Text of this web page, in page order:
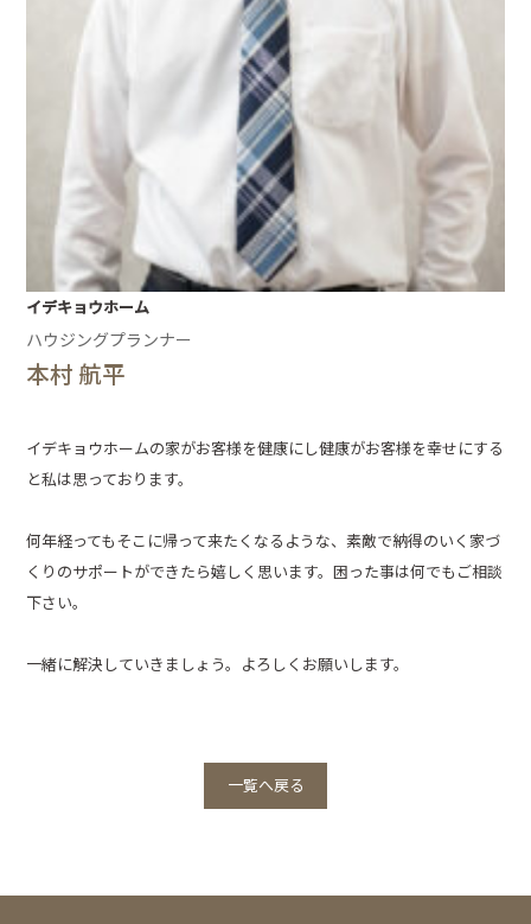
イデキョウホーム
ハウジングプランナー
本村 航平
イデキョウホームの家がお客様を健康にし健康がお客様を幸せにする
と私は思っております。
何年経ってもそこに帰って来たくなるような、素敵で納得のいく家づ
くりのサポートができたら嬉しく思います。困った事は何でもご相談
下さい。
一緒に解決していきましょう。よろしくお願いします。
一覧へ戻る